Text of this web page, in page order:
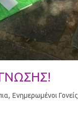
, Ενημερωμένοι Γονείς